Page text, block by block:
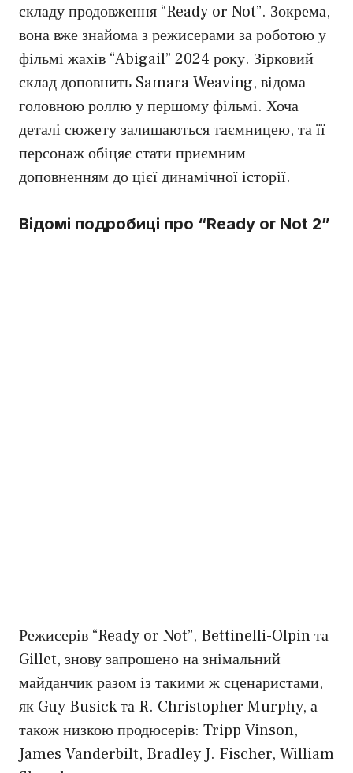
складу продовження “Ready or Not”. Зокрема,
вона вже знайома з режисерами за роботою у
фільмі жахів “Abigail” 2024 року. Зірковий
склад доповнить Samara Weaving, відома
головною роллю у першому фільмі. Хоча
деталі сюжету залишаються таємницею, та її
персонаж обіцяє стати приємним
доповненням до цієї динамічної історії.
Відомі подробиці про “Ready or Not 2”
Режисерів “Ready or Not”, Bettinelli-Olpin та
Gillet, знову запрошено на знімальний
майданчик разом із такими ж сценаристами,
як Guy Busick та R. Christopher Murphy, а
також низкою продюсерів: Tripp Vinson,
James Vanderbilt, Bradley J. Fischer, William